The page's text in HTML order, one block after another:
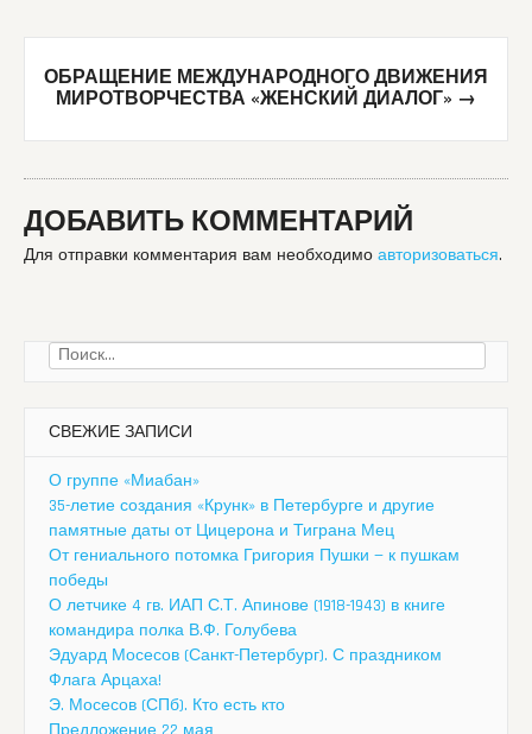
ОБРАЩЕНИЕ МЕЖДУНАРОДНОГО ДВИЖЕНИЯ
МИРОТВОРЧЕСТВА «ЖЕНСКИЙ ДИАЛОГ» →
ДОБАВИТЬ КОММЕНТАРИЙ
Для отправки комментария вам необходимо авторизоваться.
Найти:
СВЕЖИЕ ЗАПИСИ
О группе «Миабан»
35-летие создания «Крунк» в Петербурге и другие
памятные даты от Цицерона и Тиграна Мец
От гениального потомка Григория Пушки — к пушкам
победы
О летчике 4 гв. ИАП С.Т. Апинове (1918-1943) в книге
командира полка В.Ф. Голубева
Эдуард Мосесов (Санкт-Петербург). С праздником
Флага Арцаха!
Э. Мосесов (СПб). Кто есть кто